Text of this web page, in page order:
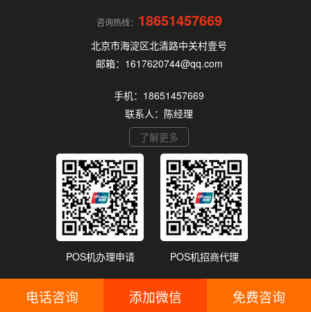
咨询热线： 18651457669
北京市海淀区北清路中关村壹号
邮箱：1617620744@qq.com
手机：18651457669
联系人：陈经理
了解更多
POS机办理申请 POS机招商代理
备案号： 浙ICP备18048029号 网站地图
电话咨询 添加微信 免费咨询